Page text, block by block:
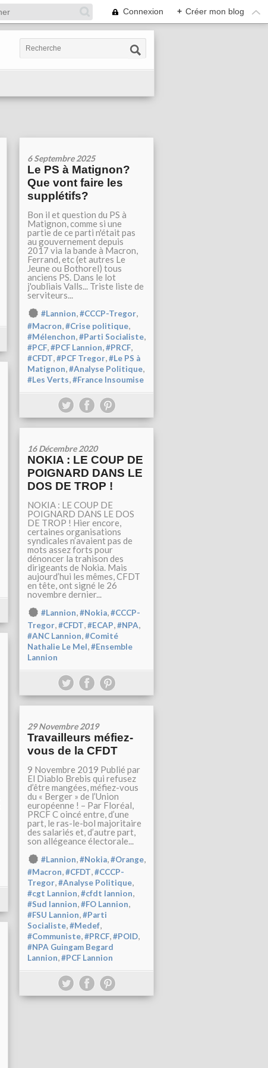
Connexion + Créer mon blog
6 Septembre 2025
Le PS à Matignon?
Que vont faire les
supplétifs?
Bon il et question du PS à
Matignon, comme si une
partie de ce parti n'était pas
au gouvernement depuis
2017 via la bande à Macron,
Ferrand, etc (et autres Le
Jeune ou Bothorel) tous
anciens PS. Dans le lot
j'oubliais Valls... Triste liste de
serviteurs...
#Lannion,#CCCP-Tregor,
#Macron,#Crise politique,
#Mélenchon,#Parti Socialiste,
#PCF,#PCF Lannion,#PRCF,
#CFDT,#PCF Tregor,#Le PS à
Matignon,#Analyse Politique,
#Les Verts,#France Insoumise
16 Décembre 2020
NOKIA : LE COUP DE
POIGNARD DANS LE
DOS DE TROP !
NOKIA : LE COUP DE
POIGNARD DANS LE DOS
DE TROP ! Hier encore,
certaines organisations
syndicales n’avaient pas de
mots assez forts pour
dénoncer la trahison des
dirigeants de Nokia. Mais
aujourd’hui les mêmes, CFDT
en tête, ont signé le 26
novembre dernier...
#Lannion,#Nokia,#CCCP-
Tregor,#CFDT,#ECAP,#NPA,
#ANC Lannion,#Comité
Nathalie Le Mel,#Ensemble
Lannion
29 Novembre 2019
Travailleurs méfiez-
vous de la CFDT
9 Novembre 2019 Publié par
El Diablo Brebis qui refusez
d’être mangées, méfiez-vous
du « Berger » de l’Union
européenne ! – Par Floréal,
PRCF C oincé entre, d’une
part, le ras-le-bol majoritaire
des salariés et, d’autre part,
son allégeance électorale...
#Lannion,#Nokia,#Orange,
#Macron,#CFDT,#CCCP-
Tregor,#Analyse Politique,
#cgt Lannion,#cfdt lannion,
#Sud lannion,#FO Lannion,
#FSU Lannion,#Parti
Socialiste,#Medef,
#Communiste,#PRCF,#POID,
#NPA Guingam Begard
Lannion,#PCF Lannion